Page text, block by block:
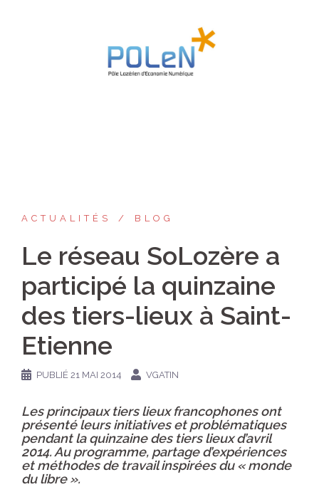
ACTUALITÉS BLOG
Le réseau SoLozère a
participé la quinzaine
des tiers-lieux à Saint-
Etienne
PUBLIÉ 21 MAI 2014 VGATIN
Les principaux tiers lieux francophones ont
présenté leurs initiatives et problématiques
pendant la quinzaine des tiers lieux d’avril
2014. Au programme, partage d’expériences
et méthodes de travail inspirées du « monde
du libre ».